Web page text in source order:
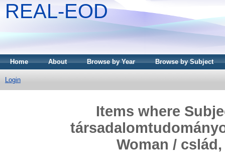
REAL-EOD
Home About Browse by Year Browse by Subject
Login
Items where
Woman /